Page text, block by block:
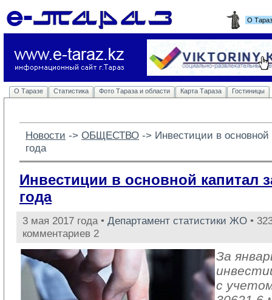
О
О Таразе Статистика Фото Тараза и области Карта Тараза Гостиницы
Новости -> ОБЩЕСТВО -> Инвестиции в основной
года
Инвестиции в основной капитал
года
3 мая 2017 года • Департамент статистики ЖО •
комментариев 2
За
с